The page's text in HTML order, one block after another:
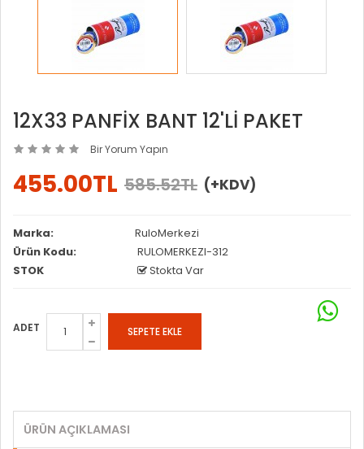
12X33 PANFİX BANT 12'Lİ PAKET
Bir Yorum Yapın
455.00TL 585.52TL (+KDV)
Marka:
RuloMerkezi
Ürün Kodu:
RULOMERKEZI-312
STOK
Stokta Var
ADET
ÜRÜN AÇIKLAMASI